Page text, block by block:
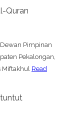
Quran
Pimpinan
Pekalongan,
Miftakhul Read